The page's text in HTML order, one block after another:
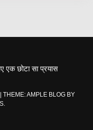
एक छोटा सा प्रयास
THEME: AMPLE BLOG BY
.